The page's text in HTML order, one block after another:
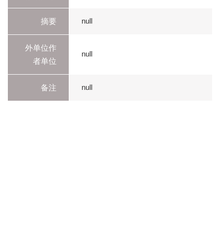
摘要 null
外单位作
者单位
null
备注 null